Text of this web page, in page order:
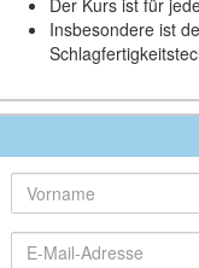
Der Kurs ist für
Insbesondere ist